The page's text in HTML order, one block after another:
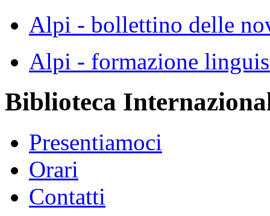
Alpi - bollettino delle
Alpi - formazione
Biblioteca
Presentiamoci
Orari
Contatti